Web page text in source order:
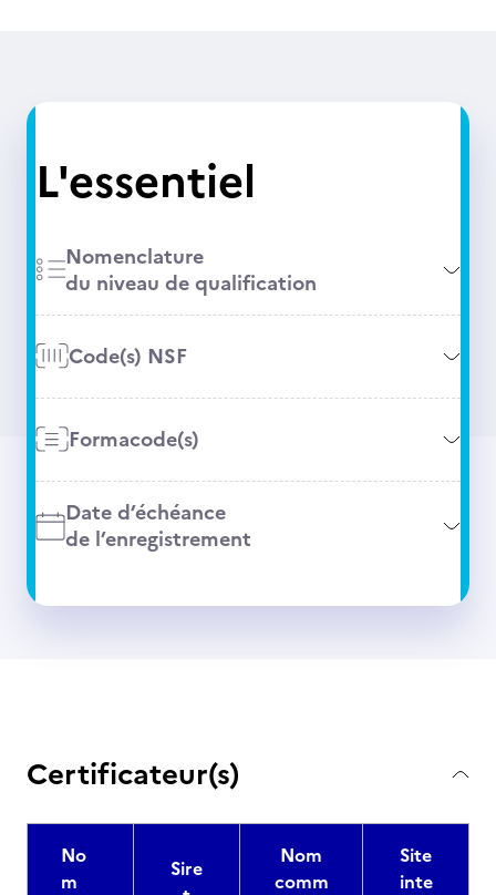
L'essentiel
Nomenclature
du niveau de qualification
Code(s) NSF
Formacode(s)
Date d’échéance
de l’enregistrement
Certificateur(s)
No
m
Sire
Nom
comm
Site
inte